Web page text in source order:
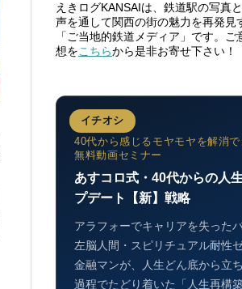
えきログKANSAIは、鉄道駅の写真
声を通して関西の街の魅力を再発見
「ご当地的鉄道メディア」です。ご
想をこちらから是非お寄せ下さい！
イチオシ
40代から感じるモヤモヤを解消で
無料動画セミナー
あすコロ式・40代からの人
プデート【新】戦略
アラフォーでキャリアを失った
左脳人間・スピリチュアル耐性
金融マンが、人生どん底から立
過程でたどり着いた「人生再構